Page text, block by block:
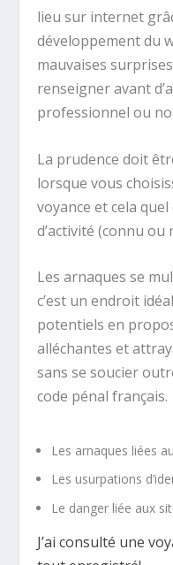
lieu sur internet
développement du
mauvaises
renseigner avant
professionnel ou
La prudence doit
lorsque vous
voyance et cela
d’activité (connu ou
Les arnaques se
c’est un endroit
potentiels en
alléchantes et
sans se soucier
code pénal français.
Les arnaques liées
Les usurpations
Le danger liée aux
J’ai consulté une